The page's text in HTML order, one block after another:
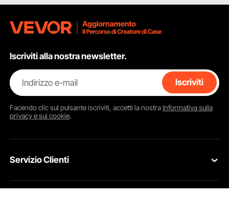
Iscriviti alla nostra newsletter.
Indirizzo e-mail Iscriviti
Facendo clic sul pulsanteiscriviti, accetti la nostra Informativa sulla
privacy e sui cookie.
Servizio Clienti